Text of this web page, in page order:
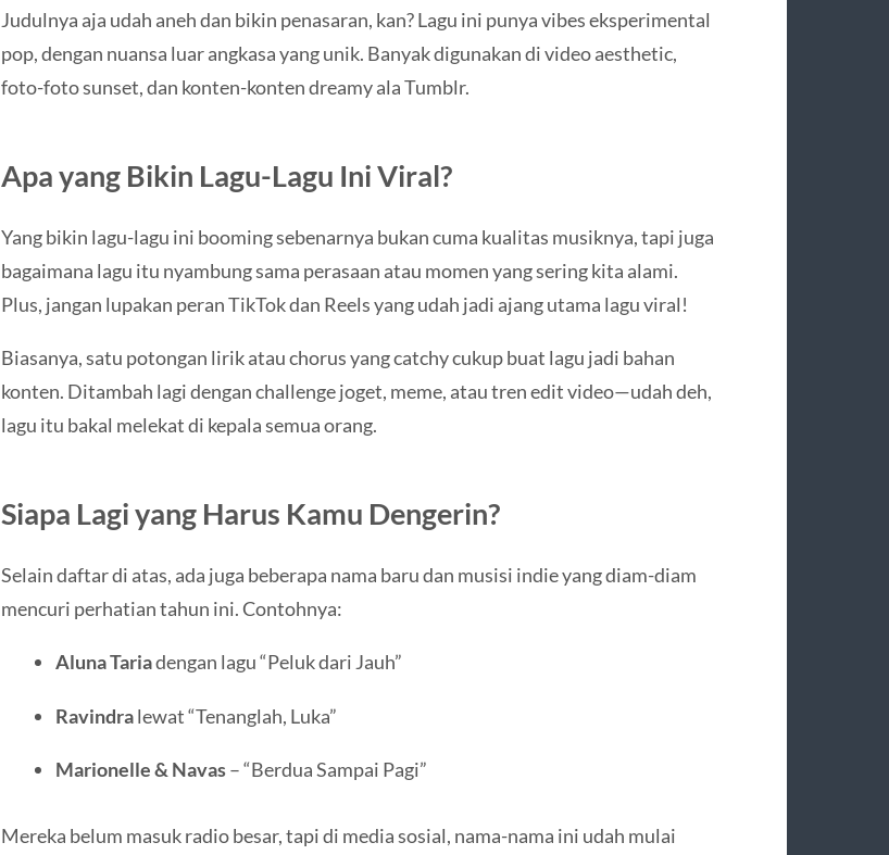
Judulnya aja udah aneh dan bikin penasaran, kan? Lagu ini punya vibes eksperimental
pop, dengan nuansa luar angkasa yang unik. Banyak digunakan di video aesthetic,
foto-foto sunset, dan konten-konten dreamy ala Tumblr.
Apa yang Bikin Lagu-Lagu Ini Viral?
Yang bikin lagu-lagu ini booming sebenarnya bukan cuma kualitas musiknya, tapi juga
bagaimana lagu itu nyambung sama perasaan atau momen yang sering kita alami.
Plus, jangan lupakan peran TikTok dan Reels yang udah jadi ajang utama lagu viral!
Biasanya, satu potongan lirik atau chorus yang catchy cukup buat lagu jadi bahan
konten. Ditambah lagi dengan challenge joget, meme, atau tren edit video—udah deh,
lagu itu bakal melekat di kepala semua orang.
Siapa Lagi yang Harus Kamu Dengerin?
Selain daftar di atas, ada juga beberapa nama baru dan musisi indie yang diam-diam
mencuri perhatian tahun ini. Contohnya:
Aluna Tariadengan lagu “Peluk dari Jauh”
Ravindralewat “Tenanglah, Luka”
Marionelle & Navas– “Berdua Sampai Pagi”
Mereka belum masuk radio besar, tapi di media sosial, nama-nama ini udah mulai